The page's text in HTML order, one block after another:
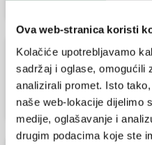
Ova web-stranica koristi
Kolačiće upotrebljavamo
sadržaj i oglase, omogućili
analizirali promet. Isto
naše web-lokacije dijelimo
medije, oglašavanje i
drugim podacima koje ste
S